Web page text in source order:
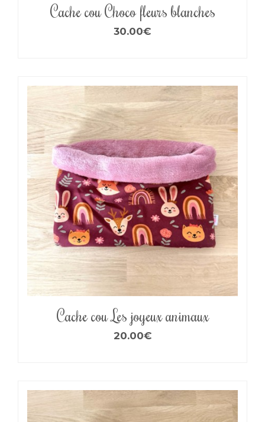
Cache cou Choco fleurs blanches
30.00€
Cache cou Les joyeux animaux
20.00€